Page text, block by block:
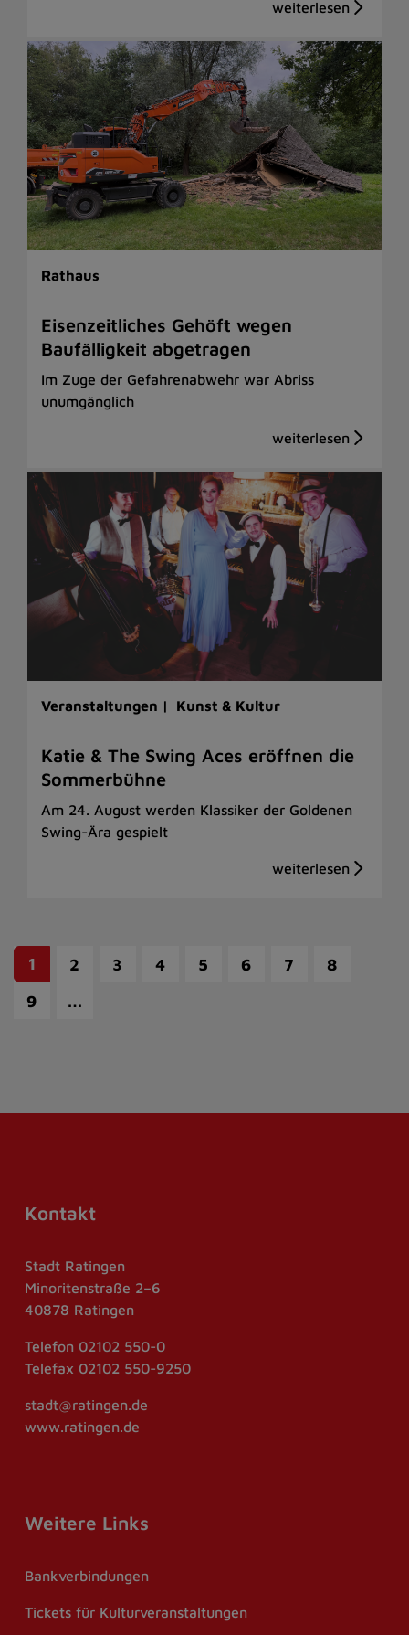
Rathaus
Eisenzeitliches Gehöft wegen
Baufälligkeit abgetragen
Im Zuge der Gefahrenabwehr war Abriss
unumgänglich
Veranstaltungen | Kunst & Kultur
Katie & The Swing Aces eröffnen die
Sommerbühne
Am 24. August werden Klassiker der Goldenen
Swing-Ära gespielt
1 2 3 4 5 6 7
8
9
…
Kontakt
Stadt Ratingen
Minoritenstraße 2–6
40878 Ratingen
Telefon 02102 550-0
Telefax 02102 550-9250
stadt@ratingen.de
www.ratingen.de
Weitere Links
Bankverbindungen
Tickets für Kulturveranstaltungen